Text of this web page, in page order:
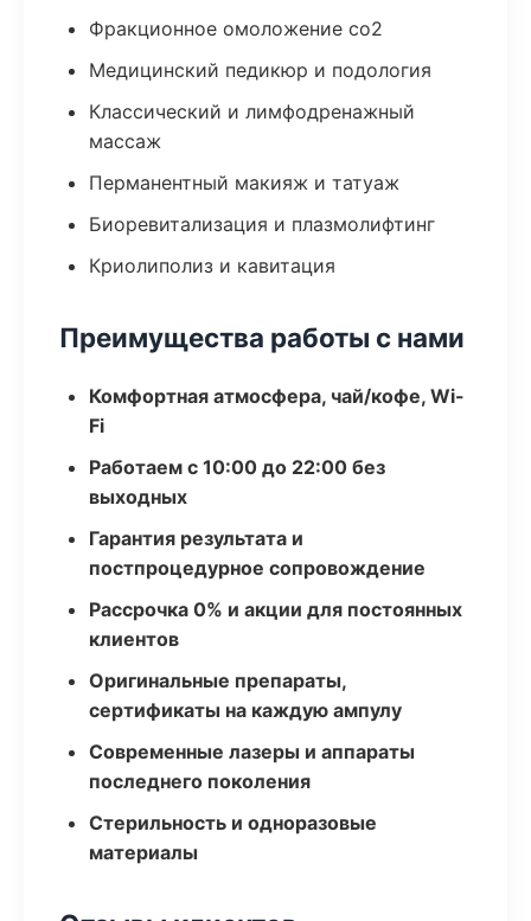
Фракционное омоложение co2
Медицинский педикюр и подология
Классический и лимфодренажный
массаж
Перманентный макияж и татуаж
Биоревитализация и плазмолифтинг
Криолиполиз и кавитация
Преимущества работы с нами
Комфортная атмосфера, чай/кофе, Wi-
Fi
Работаем с 10:00 до 22:00 без
выходных
Гарантия результата и
постпроцедурное сопровождение
Рассрочка 0% и акции для постоянных
клиентов
Оригинальные препараты,
сертификаты на каждую ампулу
Современные лазеры и аппараты
последнего поколения
Стерильность и одноразовые
материалы